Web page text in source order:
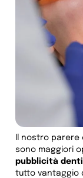
Il nostro
sono maggiori
pubblicità
tutto vantaggio